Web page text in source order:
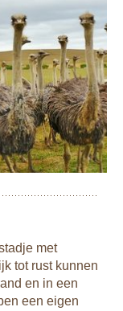
met
tot rust kunnen
en in een
een eigen